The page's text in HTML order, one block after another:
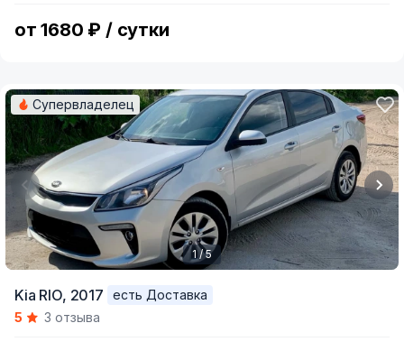
от 1680 ₽ / сутки
of
Супервладелец
1 / 5
Kia RIO, 2017
есть Доставка
5
3 отзыва